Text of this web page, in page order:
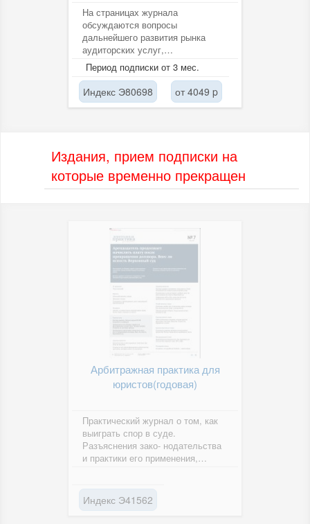
На страницах журнала
обсуждаются вопросы
дальнейшего развития рынка
аудиторских услуг,
формирования стратегии работы
аудиторских компаний,...
Период подписки от 3 мес.
Индекс Э80698 от 4049 p
Издания, прием подписки на
которые временно прекращен
Арбитражная практика для
юристов(годовая)
Практический журнал о том, как
выиграть спор в суде.
Разъяснения зако- нодательства
и практики его применения,
Индекс Э41562